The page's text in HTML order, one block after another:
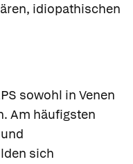
idiopathischen
sowohl in Venen
Am häufigsten
sich